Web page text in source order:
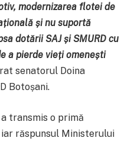
modernizarea flotei de
și nu suportă
dotării SAJ și SMURD cu
a pierde vieți omenești
senatorul Doina
Botoșani.
transmis o primă
răspunsul Ministerului